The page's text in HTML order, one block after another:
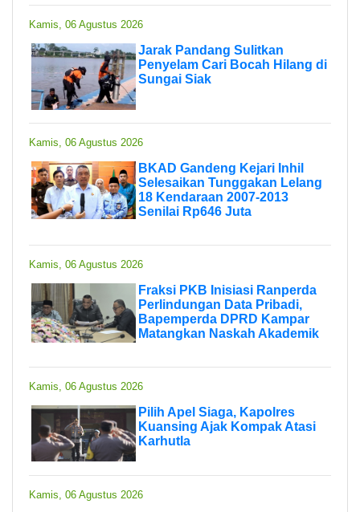
Kamis, 06 Agustus 2026
Jarak Pandang Sulitkan
Penyelam Cari Bocah Hilang di
Sungai Siak
Kamis, 06 Agustus 2026
BKAD Gandeng Kejari Inhil
Selesaikan Tunggakan Lelang
18 Kendaraan 2007-2013
Senilai Rp646 Juta
Kamis, 06 Agustus 2026
Fraksi PKB Inisiasi Ranperda
Perlindungan Data Pribadi,
Bapemperda DPRD Kampar
Matangkan Naskah Akademik
Kamis, 06 Agustus 2026
Pilih Apel Siaga, Kapolres
Kuansing Ajak Kompak Atasi
Karhutla
Kamis, 06 Agustus 2026